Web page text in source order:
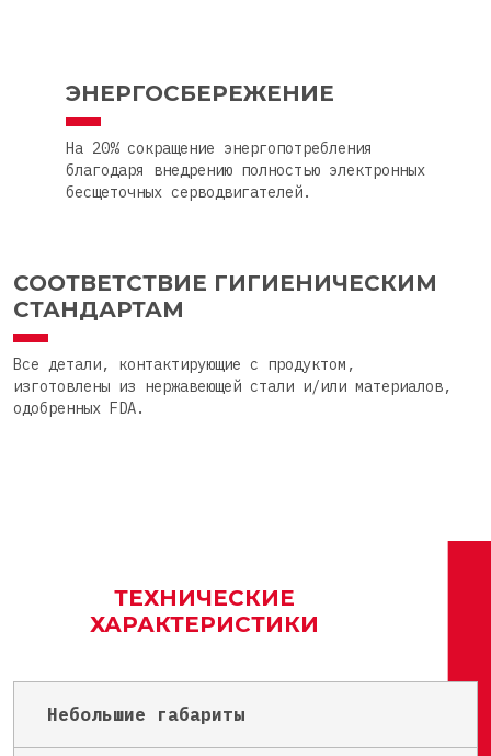
ЭНЕРГОСБЕРЕЖЕНИЕ
На 20% сокращение энергопотребления
благодаря внедрению полностью электронных
бесщеточных серводвигателей.
СООТВЕТСТВИЕ ГИГИЕНИЧЕСКИМ
СТАНДАРТАМ
Все детали, контактирующие с продуктом,
изготовлены из нержавеющей стали и/или материалов,
одобренных FDA.
ТЕХНИЧЕСКИЕ
ХАРАКТЕРИСТИКИ
Небольшие габариты